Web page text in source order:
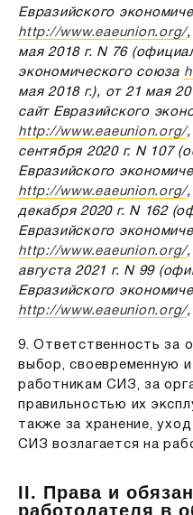
Евразийского
http://www.eaeunion.org/,
мая 2018 г. N 76
экономического союза
мая 2018 г.), от 21 мая
сайт Евразийского
http://www.eaeunion.org/,
сентября 2020 г. N 107
Евразийского
http://www.eaeunion.org/,
декабря 2020 г. N 162
Евразийского
http://www.eaeunion.org/,
августа 2021 г. N 99
Евразийского
http://www.eaeunion.org/,
9. Ответственность за
выбор, своевременную
работникам СИЗ, за
правильностью их
также за хранение,
СИЗ возлагается на
II. Права и
работодателя в